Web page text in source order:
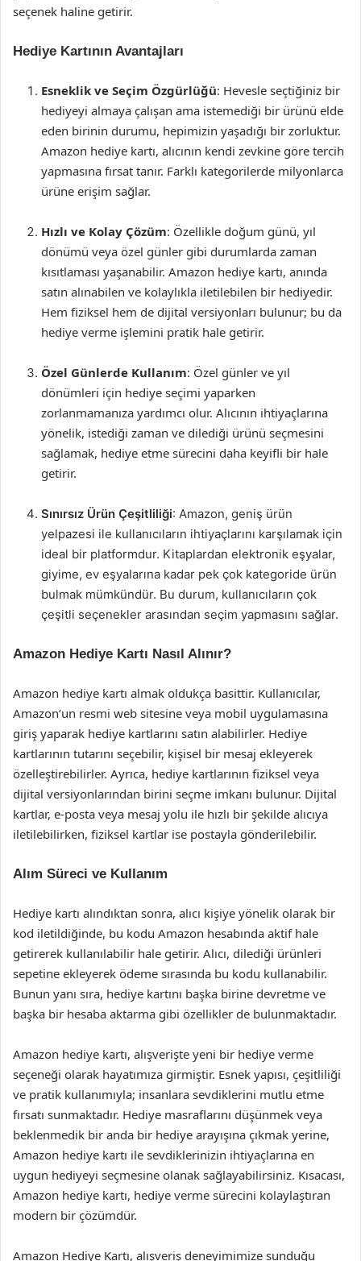
seçenek haline getirir.
Hediye Kartının Avantajları
Esneklik ve Seçim Özgürlüğü: Hevesle seçtiğiniz bir
hediyeyi almaya çalışan ama istemediği bir ürünü elde
eden birinin durumu, hepimizin yaşadığı bir zorluktur.
Amazon hediye kartı, alıcının kendi zevkine göre tercih
yapmasına fırsat tanır. Farklı kategorilerde milyonlarca
ürüne erişim sağlar.
Hızlı ve Kolay Çözüm: Özellikle doğum günü, yıl
dönümü veya özel günler gibi durumlarda zaman
kısıtlaması yaşanabilir. Amazon hediye kartı, anında
satın alınabilen ve kolaylıkla iletilebilen bir hediyedir.
Hem fiziksel hem de dijital versiyonları bulunur; bu da
hediye verme işlemini pratik hale getirir.
Özel Günlerde Kullanım: Özel günler ve yıl
dönümleri için hediye seçimi yaparken
zorlanmamanıza yardımcı olur. Alıcının ihtiyaçlarına
yönelik, istediği zaman ve dilediği ürünü seçmesini
sağlamak, hediye etme sürecini daha keyifli bir hale
getirir.
Sınırsız Ürün Çeşitliliği: Amazon, geniş ürün
yelpazesi ile kullanıcıların ihtiyaçlarını karşılamak için
ideal bir platformdur. Kitaplardan elektronik eşyalar,
giyime, ev eşyalarına kadar pek çok kategoride ürün
bulmak mümkündür. Bu durum, kullanıcıların çok
çeşitli seçenekler arasından seçim yapmasını sağlar.
Amazon Hediye Kartı Nasıl Alınır?
Amazon hediye kartı almak oldukça basittir. Kullanıcılar,
Amazon’un resmi web sitesine veya mobil uygulamasına
giriş yaparak hediye kartlarını satın alabilirler. Hediye
kartlarının tutarını seçebilir, kişisel bir mesaj ekleyerek
özelleştirebilirler. Ayrıca, hediye kartlarının fiziksel veya
dijital versiyonlarından birini seçme imkanı bulunur. Dijital
kartlar, e-posta veya mesaj yolu ile hızlı bir şekilde alıcıya
iletilebilirken, fiziksel kartlar ise postayla gönderilebilir.
Alım Süreci ve Kullanım
Hediye kartı alındıktan sonra, alıcı kişiye yönelik olarak bir
kod iletildiğinde, bu kodu Amazon hesabında aktif hale
getirerek kullanılabilir hale getirir. Alıcı, dilediği ürünleri
sepetine ekleyerek ödeme sırasında bu kodu kullanabilir.
Bunun yanı sıra, hediye kartını başka birine devretme ve
başka bir hesaba aktarma gibi özellikler de bulunmaktadır.
Amazon hediye kartı, alışverişte yeni bir hediye verme
seçeneği olarak hayatımıza girmiştir. Esnek yapısı, çeşitliliği
ve pratik kullanımıyla; insanlara sevdiklerini mutlu etme
fırsatı sunmaktadır. Hediye masraflarını düşünmek veya
beklenmedik bir anda bir hediye arayışına çıkmak yerine,
Amazon hediye kartı ile sevdiklerinizin ihtiyaçlarına en
uygun hediyeyi seçmesine olanak sağlayabilirsiniz. Kısacası,
Amazon hediye kartı, hediye verme sürecini kolaylaştıran
modern bir çözümdür.
Amazon Hediye Kartı, alışveriş deneyimimize sunduğu